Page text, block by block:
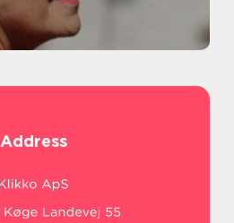
Address